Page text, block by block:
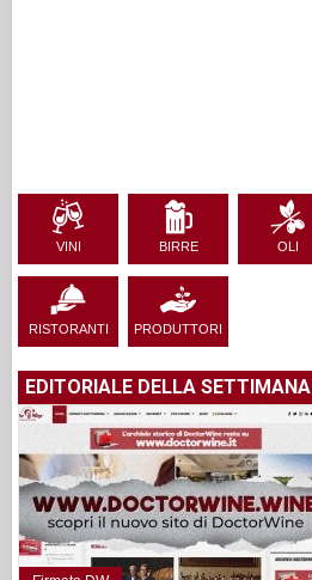
VINI BIRRE OLI
RISTORANTI PRODUTTORI
EDITORIALE DELLA SETTIMANA